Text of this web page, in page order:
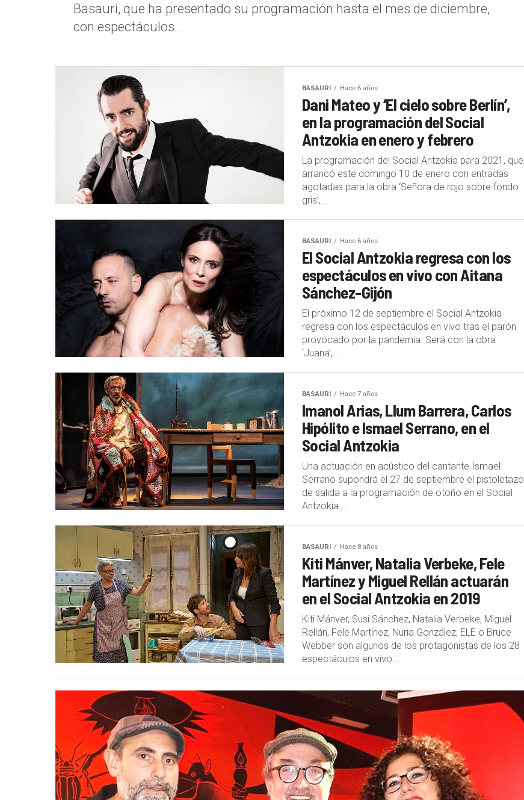
Basauri, que ha presentado su programación hasta el mes de diciembre,
con espectáculos...
BASAURI Hace 6 años
Dani Mateo y ‘El cielo sobre Berlín’,
en la programación del Social
Antzokia en enero y febrero
La programación del Social Antzokia para 2021, que
arrancó este domingo 10 de enero con entradas
agotadas para la obra ‘Señora de rojo sobre fondo
gris’,...
BASAURI Hace 6 años
El Social Antzokia regresa con los
espectáculos en vivo con Aitana
Sánchez-Gijón
El próximo 12 de septiembre el Social Antzokia
regresa con los espectáculos en vivo tras el parón
provocado por la pandemia. Será con la obra
‘Juana’,...
BASAURI Hace 7 años
Imanol Arias, Llum Barrera, Carlos
Hipólito e Ismael Serrano, en el
Social Antzokia
Una actuación en acústico del cantante Ismael
Serrano supondrá el 27 de septiembre el pistoletazo
de salida a la programación de otoño en el Social
Antzokia....
BASAURI Hace 8 años
Kiti Mánver, Natalia Verbeke, Fele
Martínez y Miguel Rellán actuarán
en el Social Antzokia en 2019
Kiti Mánver, Susi Sánchez, Natalia Verbeke, Miguel
Rellán, Fele Martínez, Nuria González, ELE o Bruce
Webber son algunos de los protagonistas de los 28
espectáculos en vivo...